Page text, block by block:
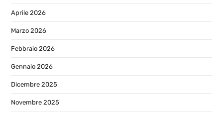
Aprile 2026
Marzo 2026
Febbraio 2026
Gennaio 2026
Dicembre 2025
Novembre 2025